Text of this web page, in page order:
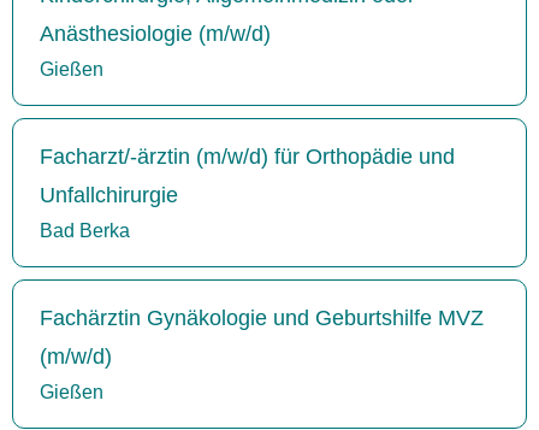
Anästhesiologie (m/w/d)
Gießen
Facharzt/-ärztin (m/w/d) für Orthopädie und
Unfallchirurgie
Bad Berka
Fachärztin Gynäkologie und Geburtshilfe MVZ
(m/w/d)
Gießen